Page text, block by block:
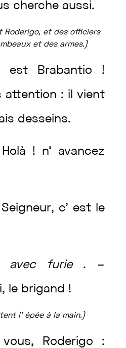
cherche aussi.
Roderigo, et des officiers
et des armes. )
est Brabantio !
attention : il vient
desseins.
Holà ! n’ avancez
Seigneur, c’ est le
avec furie . –
, le brigand !
l’ épée à la main. )
vous, Roderigo :